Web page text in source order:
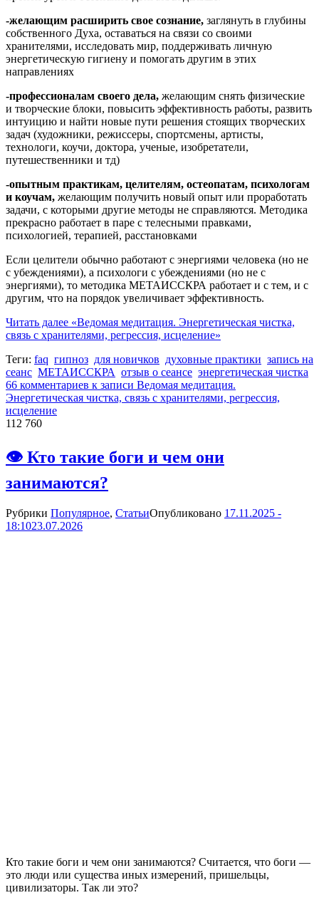
-желающим расширить свое сознание, заглянуть в глубины
собственного Духа, оставаться на связи со своими
хранителями, исследовать мир, поддерживать личную
энергетическую гигиену и помогать другим в этих
направлениях
-профессионалам своего дела, желающим снять физические
и творческие блоки, повысить эффективность работы, развить
интуицию и найти новые пути решения стоящих творческих
задач (художники, режиссеры, спортсмены, артисты,
технологи, коучи, доктора, ученые, изобретатели,
путешественники и тд)
-опытным практикам, целителям, остеопатам, психологам
и коучам, желающим получить новый опыт или проработать
задачи, с которыми другие методы не справляются. Методика
прекрасно работает в паре с телесными правками,
психологией, терапией, расстановками
Если целители обычно работают с энергиями человека (но не
с убеждениями), а психологи с убеждениями (но не с
энергиями), то методика МЕТАИССКРА работает и с тем, и с
другим, что на порядок увеличивает эффективность.
Читать далее «Ведомая медитация. Энергетическая чистка,
связь с хранителями, регрессия, исцеление»
Теги: faq гипноз для новичков духовные практики запись на
сеанс МЕТАИССКРА отзыв о сеансе энергетическая чистка
66 комментариев к записи Ведомая медитация.
Энергетическая чистка, связь с хранителями, регрессия,
исцеление
112 760
👁 Кто такие боги и чем они
занимаются?
Рубрики Популярное, СтатьиОпубликовано 17.11.2025 -
18:1023.07.2026
Кто такие боги и чем они занимаются? Считается, что боги —
это люди или существа иных измерений, пришельцы,
цивилизаторы. Так ли это?